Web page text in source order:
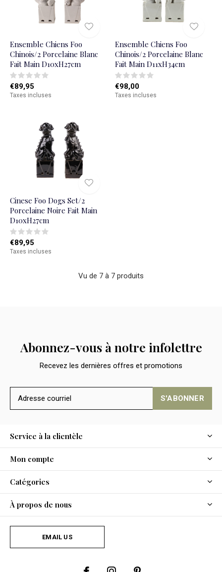
Ensemble Chiens Foo
Chinois/2 Porcelaine Blanc
Fait Main D10xH27cm
€89,95
Taxes incluses
Ensemble Chiens Foo
Chinois/2 Porcelaine Blanc
Fait Main D11xH34cm
€98,00
Taxes incluses
Cinese Foo Dogs Set/2
Porcelaine Noire Fait Main
D10xH27cm
€89,95
Taxes incluses
Vu de 7 à 7 produits
Abonnez-vous à notre infolettre
Recevez les dernières offres et promotions
S'ABONNER
Service à la clientèle
Mon compte
Catégories
À propos de nous
EMAIL US